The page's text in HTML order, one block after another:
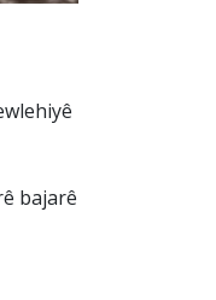
bajarê